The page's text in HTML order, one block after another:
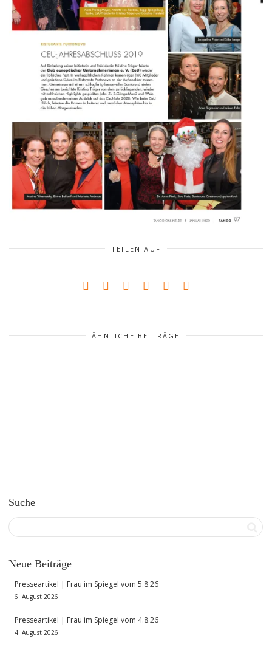
TEILEN AUF
ÄHNLICHE BEITRÄGE
Suche
Neue Beiträge
Presseartikel | Frau im Spiegel vom 5.8.26
6. August 2026
Presseartikel | Frau im Spiegel vom 4.8.26
4. August 2026